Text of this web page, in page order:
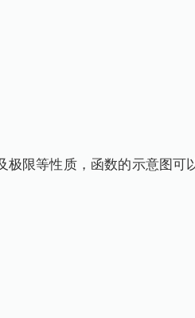
限等性质，函数的示意图可